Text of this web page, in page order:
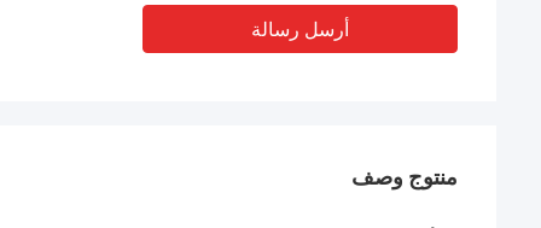
أرسل رسالة
منتوج وصف